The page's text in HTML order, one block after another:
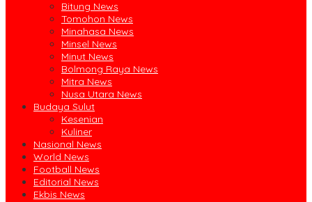
Bitung News
Tomohon News
Minahasa News
Minsel News
Minut News
Bolmong Raya News
Mitra News
Nusa Utara News
Budaya Sulut
Kesenian
Kuliner
Nasional News
World News
Football News
Editorial News
Ekbis News